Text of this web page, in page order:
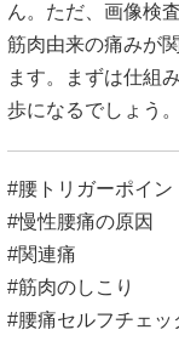
ん。ただ、画像検
筋肉由来の痛みが
ます。まずは仕組
歩になるでしょう。
#腰トリガーポイン
#慢性腰痛の原因
#関連痛
#筋肉のしこり
#腰痛セルフチェッ